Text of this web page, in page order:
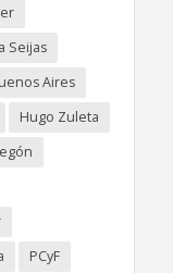
Seijas
Aires
Hugo Zuleta
PCyF